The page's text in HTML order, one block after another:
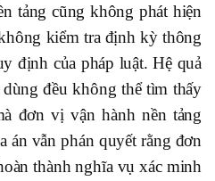
tảng cũng không phát hiện
kiểm tra định kỳ thông
định của pháp luật. Hệ quả
đều không thể tìm thấy
đơn vị vận hành nền tảng
án vẫn phán quyết rằng đơn
thành nghĩa vụ xác minh